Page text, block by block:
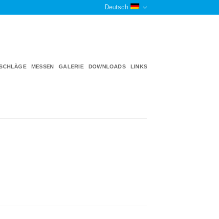
Deutsch
MESSEN GALERIE DOWNLOADS LINKS